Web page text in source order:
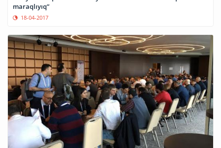
maraqlıyıq”
18-04-2017